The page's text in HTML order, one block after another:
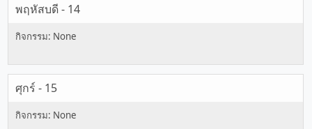
พฤหัสบดี - 14
ศุกร์ - 15